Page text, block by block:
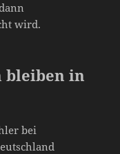
wird.
bleiben in
bei